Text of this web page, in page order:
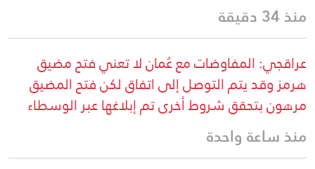
منذ 34 دقيقة
عراقجي: المفاوضات مع عُمان لا تعني فتح مضيق
هرمز وقد يتم التوصل إلى اتفاق لكن فتح المضيق
مرهون بتحقق شروط أخرى تم إبلاغها عبر الوسطاء
منذ ساعة واحدة